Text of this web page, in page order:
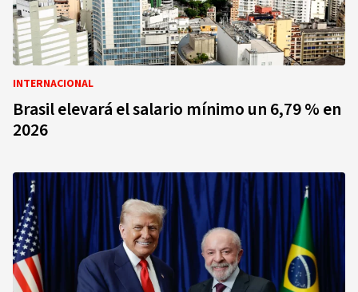
INTERNACIONAL
Brasil elevará el salario mínimo un 6,79 % en
2026